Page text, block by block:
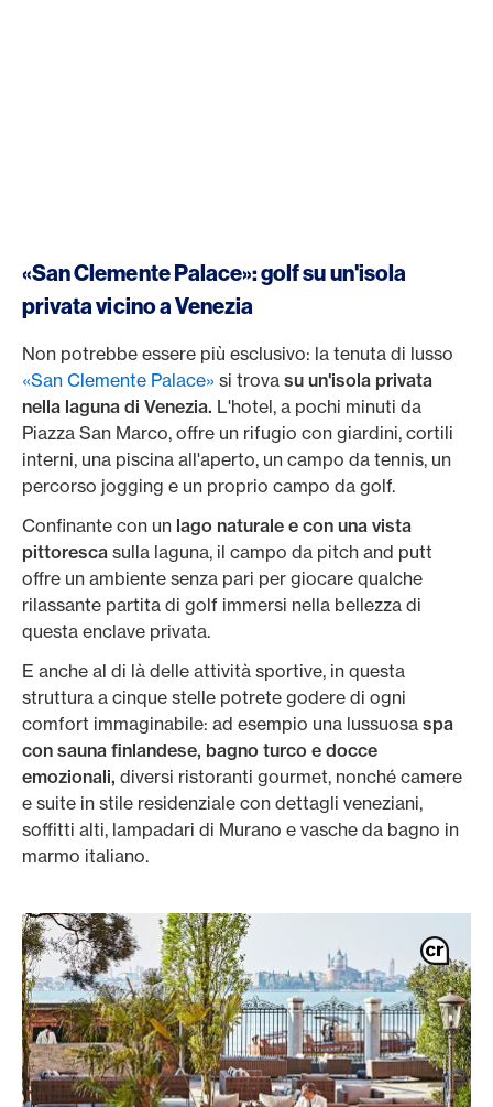
«San Clemente Palace»: golf su un'isola
privata vicino a Venezia
Non potrebbe essere più esclusivo: la tenuta di lusso
«San Clemente Palace» si trova su un'isola privata
nella laguna di Venezia. L'hotel, a pochi minuti da
Piazza San Marco, offre un rifugio con giardini, cortili
interni, una piscina all'aperto, un campo da tennis, un
percorso jogging e un proprio campo da golf.
Confinante con un lago naturale e con una vista
pittoresca sulla laguna, il campo da pitch and putt
offre un ambiente senza pari per giocare qualche
rilassante partita di golf immersi nella bellezza di
questa enclave privata.
E anche al di là delle attività sportive, in questa
struttura a cinque stelle potrete godere di ogni
comfort immaginabile: ad esempio una lussuosa spa
con sauna finlandese, bagno turco e docce
emozionali, diversi ristoranti gourmet, nonché camere
e suite in stile residenziale con dettagli veneziani,
soffitti alti, lampadari di Murano e vasche da bagno in
marmo italiano.